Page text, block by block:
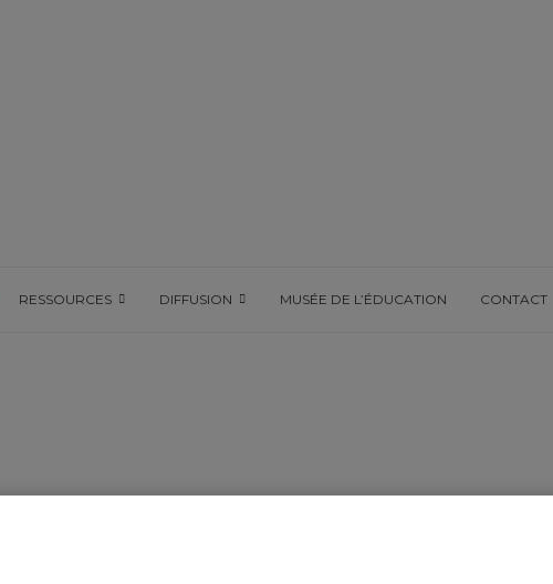
RESSOURCES DIFFUSION MUSÉE DE L’ÉDUCATION CONTACT